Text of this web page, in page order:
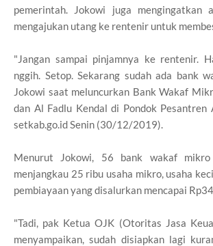
pemerintah. Jokowi juga mengingatkan
mengajukan utang ke rentenir untuk
"Jangan sampai pinjamnya ke rentenir.
nggih. Setop. Sekarang sudah ada bank
Jokowi saat meluncurkan Bank Wakaf
dan Al Fadlu Kendal di Pondok Pesantren
setkab.go.id Senin (30/12/2019).
Menurut Jokowi, 56 bank wakaf
menjangkau 25 ribu usaha mikro, usaha
pembiayaan yang disalurkan mencapai
"Tadi, pak Ketua OJK (Otoritas Jasa
menyampaikan, sudah disiapkan lagi